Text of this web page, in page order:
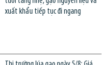
xuất khẩu tiếp tục đi ngang